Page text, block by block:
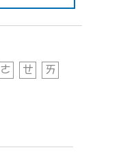
ㄜ ㄝ
ㄞ